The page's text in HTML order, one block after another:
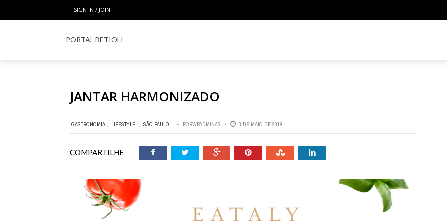
SIGN IN / JOIN
PORTAL BETIOLI
SANTA CATARINA
JANTAR HARMONIZADO
GASTRONOMIA , LIFESTYLE , SÃO PAULO PORWPADMINAS 3 DE MAIO DE 2019
COMPARTILHE